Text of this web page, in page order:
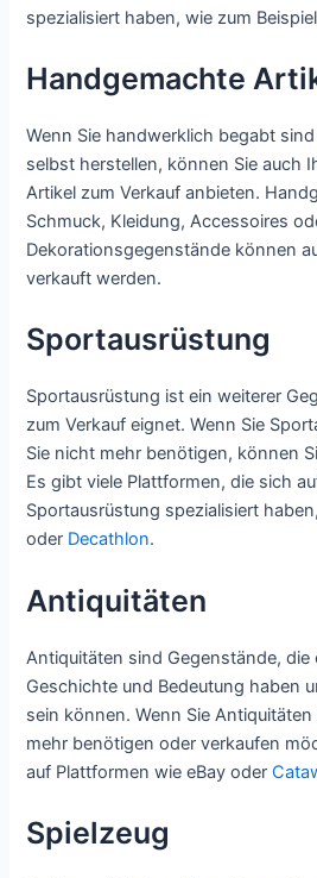
spezialisiert haben, wie zum
Handgemachte
Wenn Sie handwerklich begabt
selbst herstellen, können Sie auch
Artikel zum Verkauf anbieten.
Schmuck, Kleidung, Accessoires
Dekorationsgegenstände können
verkauft werden.
Sportausrüstung
Sportausrüstung ist ein weiterer
zum Verkauf eignet. Wenn Sie
Sie nicht mehr benötigen, können
Es gibt viele Plattformen, die sich
Sportausrüstung spezialisiert
oder Decathlon.
Antiquitäten
Antiquitäten sind Gegenstände, die
Geschichte und Bedeutung haben
sein können. Wenn Sie
mehr benötigen oder verkaufen
auf Plattformen wie eBay oder
Spielzeug